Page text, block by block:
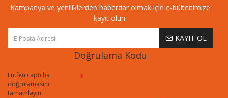
Kampanya ve yeniliklerden haberdar olmak için e-bültenimize
kayıt olun.
KAYIT OL
Doğrulama Kodu
Lütfen captcha
doğrulamasını
tamamlayın.